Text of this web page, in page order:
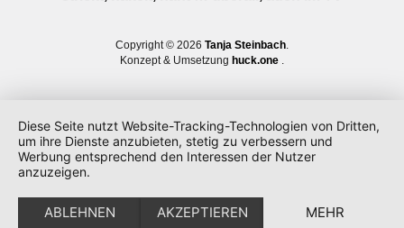
Copyright © 2026 Tanja Steinbach
Konzept & Umsetzung huck.one
Diese Seite nutzt Website-Tracking-Technologien von Dritten,
um ihre Dienste anzubieten, stetig zu verbessern und
Werbung entsprechend den Interessen der Nutzer
anzuzeigen.
ABLEHNEN AKZEPTIEREN MEHR